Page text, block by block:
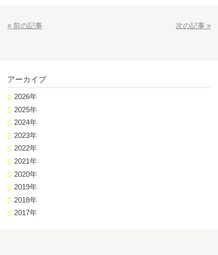
« 前の記事 次の記事 »
アーカイブ
2026年
2025年
2024年
2023年
2022年
2021年
2020年
2019年
2018年
2017年